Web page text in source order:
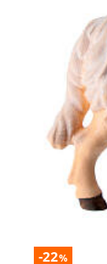
-22%